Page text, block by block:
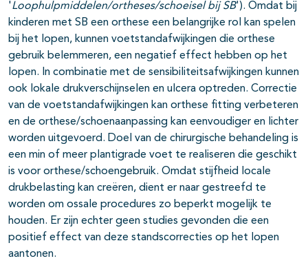
'Loophulpmiddelen/ortheses/schoeisel bij SB'). Omdat bij
kinderen met SB een orthese een belangrijke rol kan spelen
bij het lopen, kunnen voetstandafwijkingen die orthese
gebruik belemmeren, een negatief effect hebben op het
lopen. In combinatie met de sensibiliteitsafwijkingen kunnen
ook lokale drukverschijnselen en ulcera optreden. Correctie
van de voetstandafwijkingen kan orthese fitting verbeteren
en de orthese/schoenaanpassing kan eenvoudiger en lichter
worden uitgevoerd. Doel van de chirurgische behandeling is
een min of meer plantigrade voet te realiseren die geschikt
is voor orthese/schoengebruik. Omdat stijfheid locale
drukbelasting kan creëren, dient er naar gestreefd te
worden om ossale procedures zo beperkt mogelijk te
houden. Er zijn echter geen studies gevonden die een
positief effect van deze standscorrecties op het lopen
aantonen.